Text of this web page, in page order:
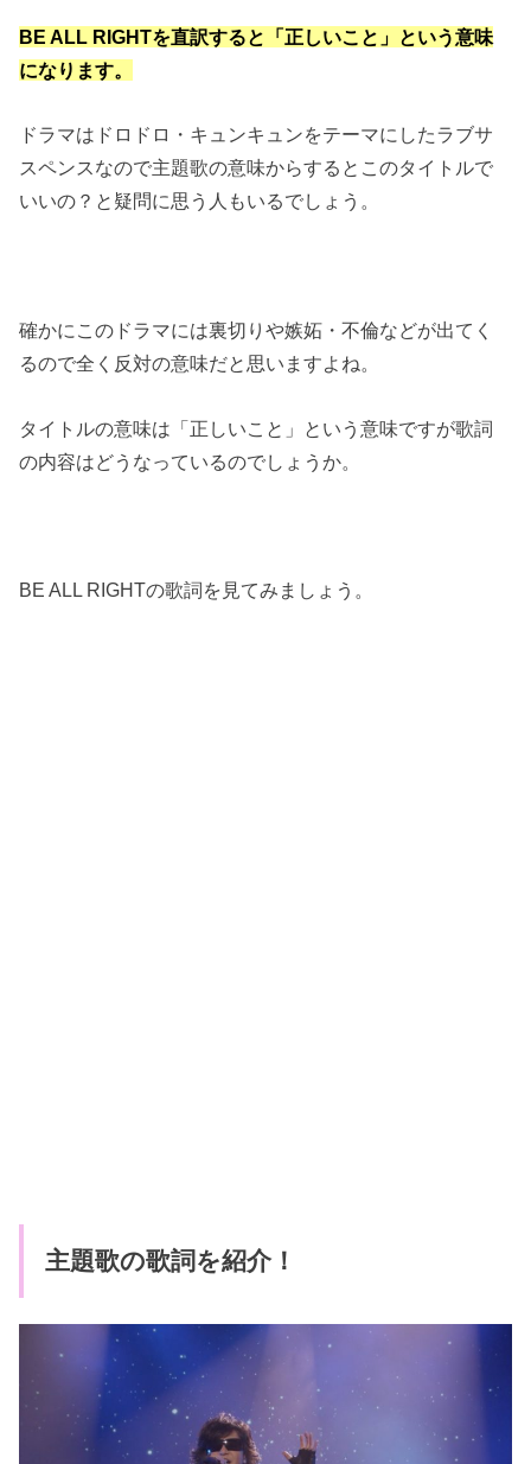
BE ALL RIGHTを直訳すると「正しいこと」という意味
になります。
ドラマはドロドロ・キュンキュンをテーマにしたラブサ
スペンスなので主題歌の意味からするとこのタイトルで
いいの？と疑問に思う人もいるでしょう。
確かにこのドラマには裏切りや嫉妬・不倫などが出てく
るので全く反対の意味だと思いますよね。
タイトルの意味は「正しいこと」という意味ですが歌詞
の内容はどうなっているのでしょうか。
BE ALL RIGHTの歌詞を見てみましょう。
主題歌の歌詞を紹介！